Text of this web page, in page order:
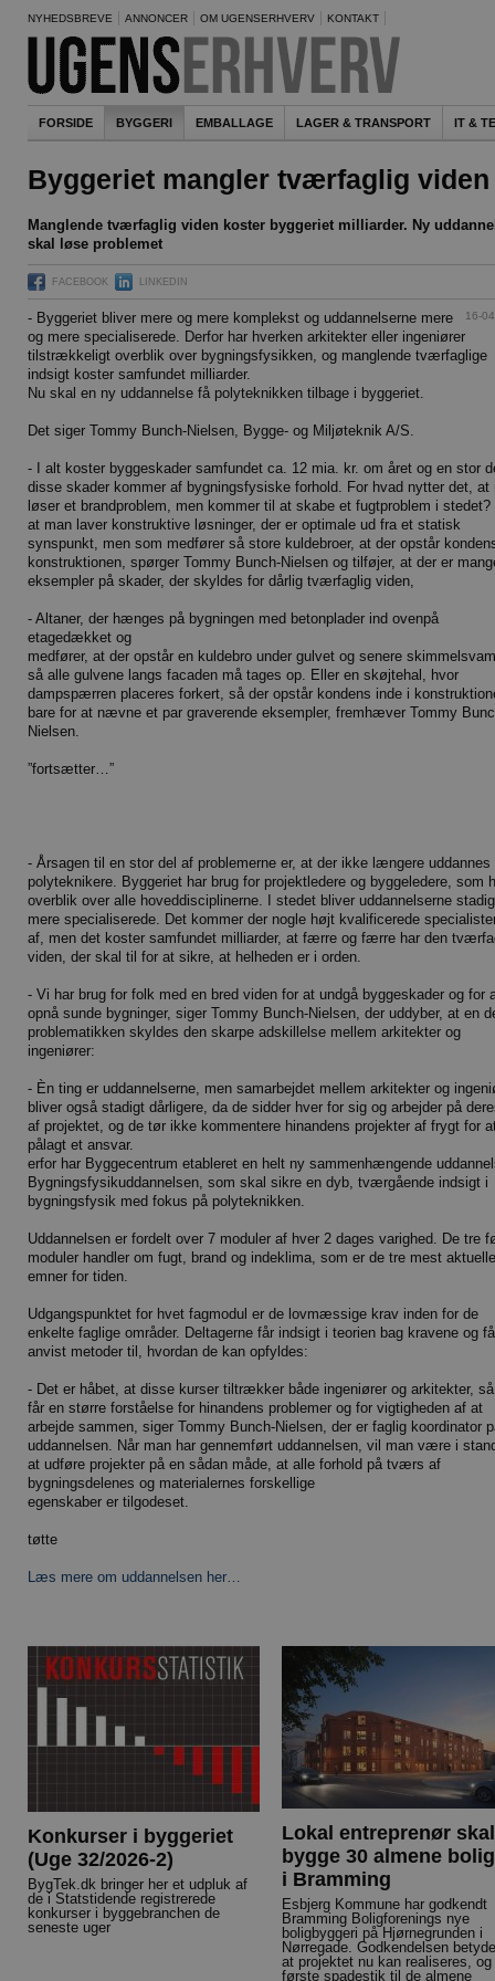
NYHEDSBREVE ANNONCER OM UGENSERHVERV KONTAKT
FORSIDE BYGGERI EMBALLAGE LAGER & TRANSPORT IT &
Byggeriet mangler tværfaglig viden
Manglende tværfaglig viden koster byggeriet milliarder. Ny
skal løse problemet
FACEBOOK LINKEDIN
16-
- Byggeriet bliver mere og mere komplekst og uddannelserne mere
og mere specialiserede. Derfor har hverken arkitekter eller ingeniører
tilstrækkeligt overblik over bygningsfysikken, og manglende tværfaglige
indsigt koster samfundet milliarder.
Nu skal en ny uddannelse få polyteknikken tilbage i byggeriet.
Det siger Tommy Bunch-Nielsen, Bygge- og Miljøteknik A/S.
- I alt koster byggeskader samfundet ca. 12 mia. kr. om året og en stor
disse skader kommer af bygningsfysiske forhold. For hvad nytter det, at
løser et brandproblem, men kommer til at skabe et fugtproblem i stedet?
at man laver konstruktive løsninger, der er optimale ud fra et statisk
synspunkt, men som medfører så store kuldebroer, at der opstår
konstruktionen, spørger Tommy Bunch-Nielsen og tilføjer, at der er
eksempler på skader, der skyldes for dårlig tværfaglig viden,
- Altaner, der hænges på bygningen med betonplader ind ovenpå
etagedækket og
medfører, at der opstår en kuldebro under gulvet og senere
så alle gulvene langs facaden må tages op. Eller en skøjtehal, hvor
dampspærren placeres forkert, så der opstår kondens inde i
bare for at nævne et par graverende eksempler, fremhæver Tommy
Nielsen.
”fortsætter…”
- Årsagen til en stor del af problemerne er, at der ikke længere uddannes
polyteknikere. Byggeriet har brug for projektledere og byggeledere, som
overblik over alle hoveddisciplinerne. I stedet bliver uddannelserne
mere specialiserede. Det kommer der nogle højt kvalificerede
af, men det koster samfundet milliarder, at færre og færre har den
viden, der skal til for at sikre, at helheden er i orden.
- Vi har brug for folk med en bred viden for at undgå byggeskader og for
opnå sunde bygninger, siger Tommy Bunch-Nielsen, der uddyber, at en
problematikken skyldes den skarpe adskillelse mellem arkitekter og
ingeniører:
- Èn ting er uddannelserne, men samarbejdet mellem arkitekter og
bliver også stadigt dårligere, da de sidder hver for sig og arbejder på
af projektet, og de tør ikke kommentere hinandens projekter af frygt for
pålagt et ansvar.
erfor har Byggecentrum etableret en helt ny sammenhængende
Bygningsfysikuddannelsen, som skal sikre en dyb, tværgående indsigt i
bygningsfysik med fokus på polyteknikken.
Uddannelsen er fordelt over 7 moduler af hver 2 dages varighed. De tre
moduler handler om fugt, brand og indeklima, som er de tre mest aktuelle
emner for tiden.
Udgangspunktet for hvet fagmodul er de lovmæssige krav inden for de
enkelte faglige områder. Deltagerne får indsigt i teorien bag kravene og
anvist metoder til, hvordan de kan opfyldes:
- Det er håbet, at disse kurser tiltrækker både ingeniører og arkitekter,
får en større forståelse for hinandens problemer og for vigtigheden af at
arbejde sammen, siger Tommy Bunch-Nielsen, der er faglig koordinator
uddannelsen. Når man har gennemført uddannelsen, vil man være i
at udføre projekter på en sådan måde, at alle forhold på tværs af
bygningsdelenes og materialernes forskellige
egenskaber er tilgodeset.
tøtte
Læs mere om uddannelsen her…
Konkurser i byggeriet
(Uge 32/2026-2)
BygTek.dk bringer her et udpluk af
de i Statstidende registrerede
konkurser i byggebranchen de
seneste uger
Lokal entreprenør skal
bygge 30 almene
i Bramming
Esbjerg Kommune har godkendt
Bramming Boligforenings nye
boligbyggeri på Hjørnegrunden i
Nørregade. Godkendelsen
at projektet nu kan realiseres, og
første spadestik til de almene